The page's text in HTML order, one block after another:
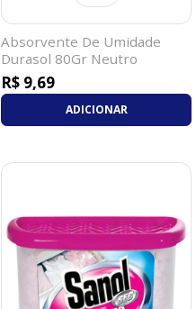
Absorvente De Umidade
Durasol 80Gr Neutro
R$ 9,69
ADICIONAR